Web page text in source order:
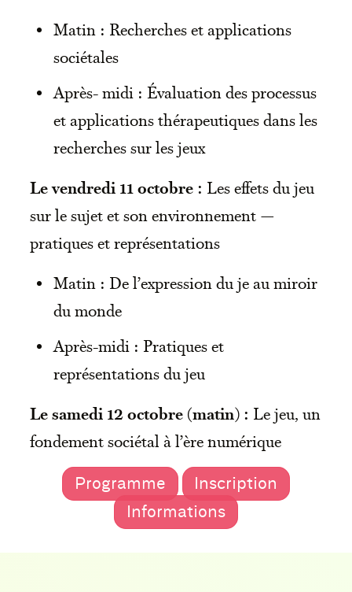
Matin : Recherches et applications
sociétales
Après- midi : Évaluation des processus
et applications thérapeutiques dans les
recherches sur les jeux
Le vendredi 11 octobre : Les effets du jeu
sur le sujet et son environnement —
pratiques et représentations
Matin : De l’expression du je au miroir
du monde
Après-midi : Pratiques et
représentations du jeu
Le samedi 12 octobre (matin) : Le jeu, un
fondement sociétal à l’ère numérique
Programme
Inscription
Informations